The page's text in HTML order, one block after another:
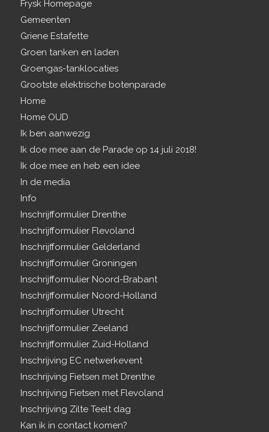
Frysk Homepage
Gemeenten
Griene Estafette
Groen tanken en laden
Groengas-tanklocaties
Grootste elektrische botenparade
Home
Home OUD
Ik ben aanwezig
Ik doe mee aan de Parade op 14 juli 2018!
Ik doe mee en heb een idee
In de media
Info
Inschrijfformulier Drenthe
Inschrijfformulier Flevoland
Inschrijfformulier Gelderland
Inschrijfformulier Groningen
Inschrijfformulier Noord-Brabant
Inschrijfformulier Noord-Holland
Inschrijfformulier Utrecht
Inschrijfformulier Zeeland
Inschrijfformulier Zuid-Holland
Inschrijving EC netwerkevent
Inschrijving Fietsen met Drenthe
Inschrijving Fietsen met Flevoland
Inschrijving Zilte Teelt dag
Kan ik in contact komen?